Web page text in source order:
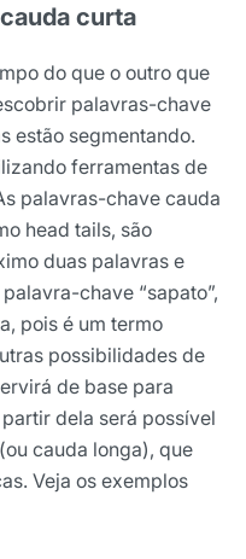
curta
do que o outro que
palavras-chave
estão segmentando.
ferramentas de
palavras-chave cauda
head tails, são
duas palavras e
chave “sapato”,
pois é um termo
possibilidades de
de base para
dela será possível
cauda longa), que
Veja os exemplos